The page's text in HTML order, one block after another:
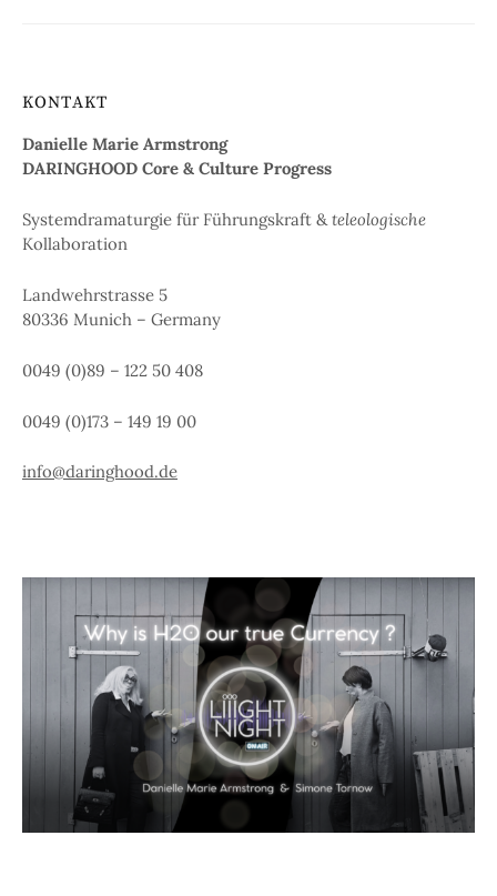
KONTAKT
Danielle Marie Armstrong
DARINGHOOD Core & Culture Progress
Systemdramaturgie für Führungskraft &teleologische
Kollaboration
Landwehrstrasse 5
80336 Munich – Germany
0049 (0)89 – 122 50 408
0049 (0)173 – 149 19 00
info@daringhood.de